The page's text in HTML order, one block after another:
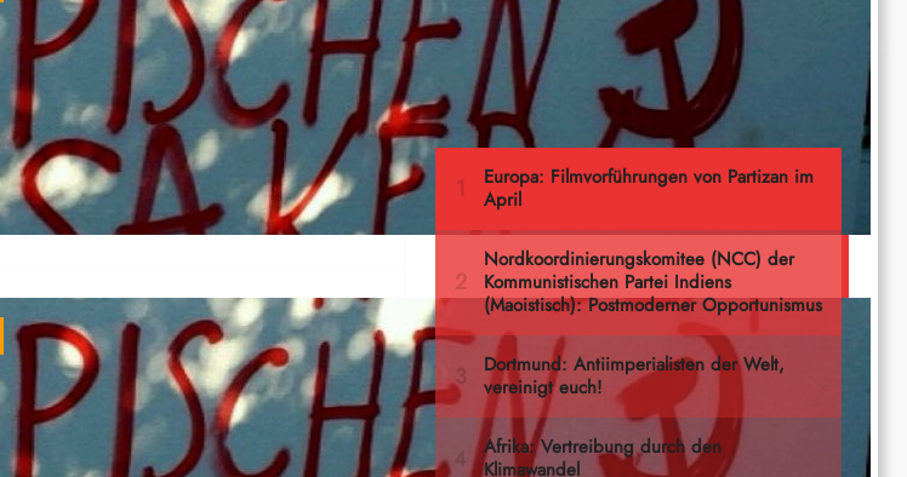
LA MASACRE OLÍMPICA
spanische Übersetzung des Berichts über
Massaker in der BRD und Österreich: A…
massacre olímpico na
Meistgelesen